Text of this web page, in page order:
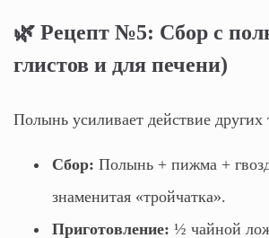
🌿 Рецепт №5: Сбор с
глистов и для печени)
Полынь усиливает действие других
Сбор: Полынь + пижма +
знаменитая «тройчатка».
Приготовление: ½ чайной